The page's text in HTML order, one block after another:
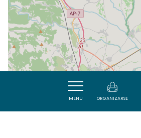
MENU ORGANIZARSE